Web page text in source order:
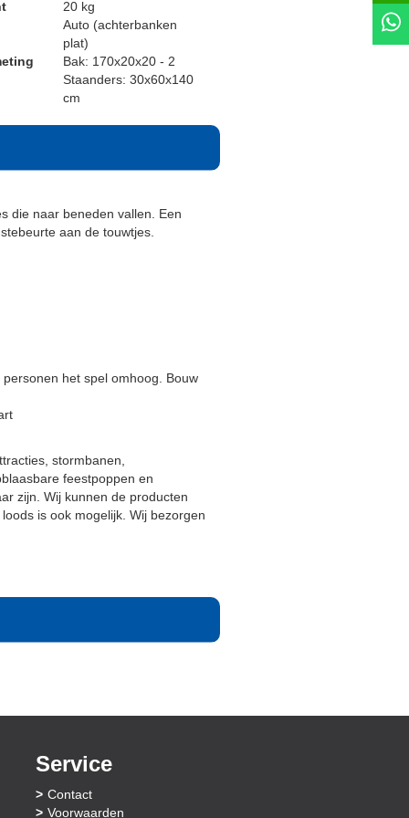
20 kg
Auto (achterbanken
plat)
Bak: 170x20x20 - 2
Staanders: 30x60x140
cm
die naar beneden vallen. Een
aan de touwtjes.
het spel omhoog. Bouw
stormbanen,
feestpoppen en
zijn. Wij kunnen de producten
is ook mogelijk. Wij bezorgen
Service
Contact
Voorwaarden